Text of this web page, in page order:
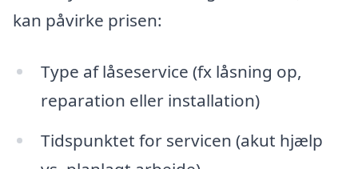
kan påvirke prisen:
Type af låseservice (fx låsning op,
reparation eller installation)
Tidspunktet for servicen (akut hjælp